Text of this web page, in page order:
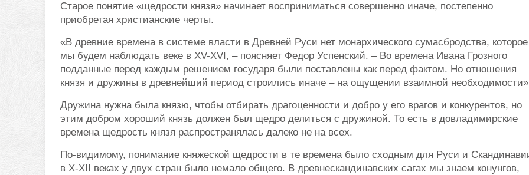
Старое понятие «щедрости князя» начинает восприниматься совершенно иначе, постепенно
приобретая христианские черты.
«В древние времена в системе власти в Древней Руси нет монархического сумасбродства, которое
мы будем наблюдать веке в XV-XVI, – поясняет Федор Успенский. – Во времена Ивана Грозного
подданные перед каждым решением государя были поставлены как перед фактом. Но отношения
князя и дружины в древнейший период строились иначе – на ощущении взаимной
Дружина нужна была князю, чтобы отбирать драгоценности и добро у его врагов и конкурентов, но
этим добром хороший князь должен был щедро делиться с дружиной. То есть в довладимирские
времена щедрость князя распространялась далеко не на всех.
По-видимому, понимание княжеской щедрости в те времена было сходным для Руси и
в X-XII веках у двух стран было немало общего. В древнескандинавских сагах мы знаем конунгов,